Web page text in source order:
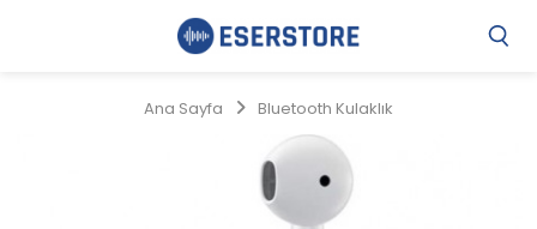
Ana Sayfa Bluetooth Kulaklık